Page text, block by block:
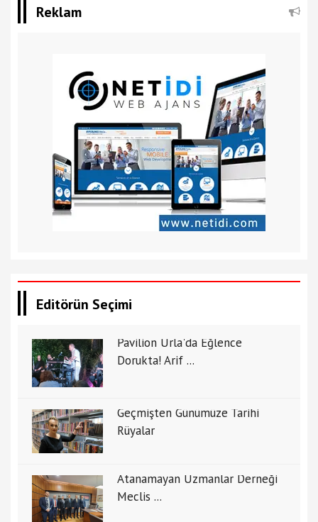
Reklam
Editörün Seçimi
Pavilion Urla'da Eğlence
Dorukta! Arif ...
Geçmişten Günümüze Tarihi
Rüyalar
Atanamayan Uzmanlar Derneği
Meclis ...